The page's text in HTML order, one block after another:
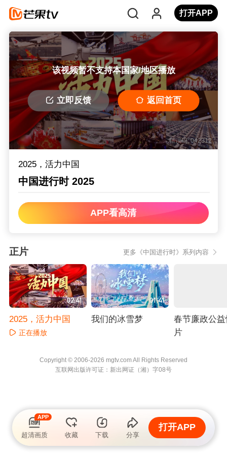
打开APP
该视频暂不支持本国家/地区播放
立即反馈 返回首页
错误码: 042312
2025，活力中国
中国进行时 2025
APP看高清
正片 更多《中国进行时》系列内容
02:41
2025，活力中国
正在播放
01:41
我们的冰雪梦
春节廉政公
片
Copyright © 2006-2026 mgtv.com All Rights Reserved
互联网出版许可证：新出网证（湘）字08号
APP
超清画质 收藏 下载 分享
打开APP